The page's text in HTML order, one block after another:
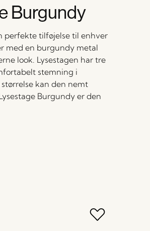
Burgundy
perfekte tilføjelse til enhver
med en burgundy metal
look. Lysestagen har tre
stemning i
kan den nemt
Burgundy er den